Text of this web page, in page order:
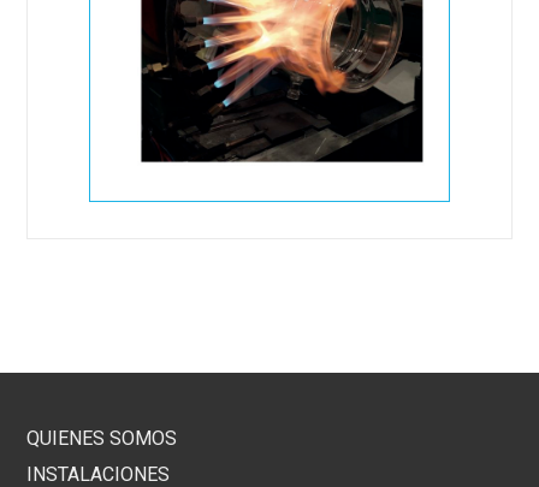
QUIENES SOMOS
INSTALACIONES